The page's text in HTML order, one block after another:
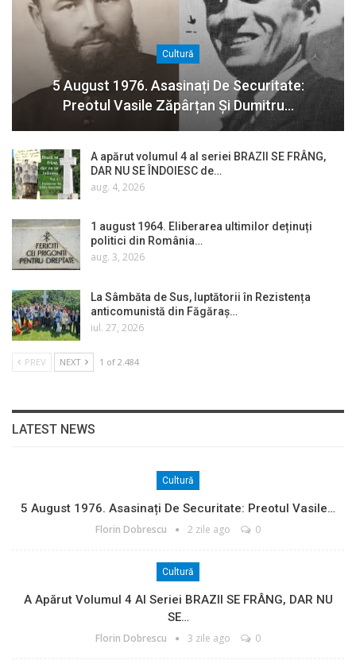
Cultură
5 August 1976. Asasinați De Securitate:
Preotul Vasile Zăpârțan Și Dumitru…
A apărut volumul 4 al seriei BRAZII SE FRÂNG,
DAR NU SE ÎNDOIESC de…
aug. 4, 2026
1 august 1964. Eliberarea ultimilor deținuți
politici din România…
aug. 3, 2026
La Sâmbăta de Sus, luptătorii în Rezistența
anticomunistă din Făgăraș…
iul. 27, 2026
PREV NEXT 1 of 2.484
LATEST NEWS
Cultură
5 August 1976. Asasinați De Securitate: Preotul Vasile…
Florin Dobrescu 2 zile ago 0
Cultură
A Apărut Volumul 4 Al Seriei BRAZII SE FRÂNG, DAR NU
SE…
Florin Dobrescu 3 zile ago 0